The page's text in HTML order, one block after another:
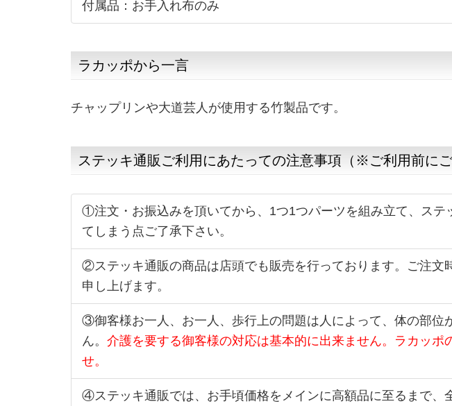
付属品：お手入れ布のみ
ラカッポから一言
チャップリンや大道芸人が使用する竹製品です。
ステッキ通販ご利用にあたっての注意事項（※ご利用前にご
①注文・お振込みを頂いてから、1つ1つパーツを組み立て、ス
てしまう点ご了承下さい。
②ステッキ通販の商品は店頭でも販売を行っております。ご注
申し上げます。
③御客様お一人、お一人、歩行上の問題は人によって、体の部
ん。 介護を要する御客様の対応は基本的に出来ません。ラカッ
せ。
④ステッキ通販では、お手頃価格をメインに高額品に至るまで